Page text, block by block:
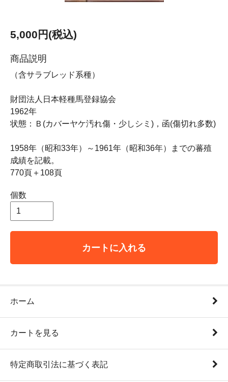
5,000円(税込)
商品説明
（含サラブレッド系種）
財団法人日本軽種馬登録協会
1962年
状態：Ｂ(カバーヤケ汚れ傷・少しシミ)，函(傷切れ多数)
1958年（昭和33年）～1961年（昭和36年）までの蕃殖
成績を記載。
770頁＋108頁
個数
カートに入れる
ホーム
カートを見る
特定商取引法に基づく表記